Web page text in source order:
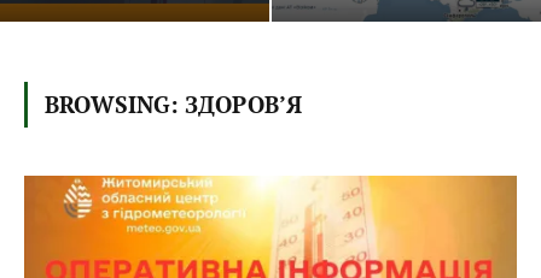
BROWSING: ЗДОРОВ’Я